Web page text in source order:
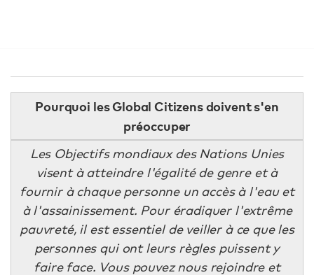
Pourquoi les Global Citizens doivent s'en
préoccuper
Les Objectifs mondiaux des Nations Unies
visent à atteindre l'égalité de genre et à
fournir à chaque personne un accès à l'eau et
à l'assainissement. Pour éradiquer l'extrême
pauvreté, il est essentiel de veiller à ce que les
personnes qui ont leurs règles puissent y
faire face. Vous pouvez nous rejoindre et